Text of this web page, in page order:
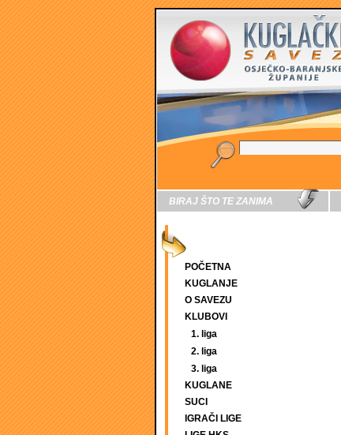
BIRAJ ŠTO TE ZANIMA
POČETNA
KUGLANJE
O SAVEZU
KLUBOVI
1. liga
2. liga
3. liga
KUGLANE
SUCI
IGRAČI LIGE